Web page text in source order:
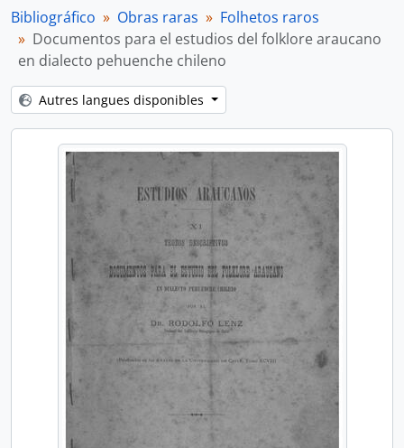
Bibliográfico Obras raras
Folhetos raros
Documentos para el estudios del folklore araucano
en dialecto pehuenche chileno
Autres langues disponibles